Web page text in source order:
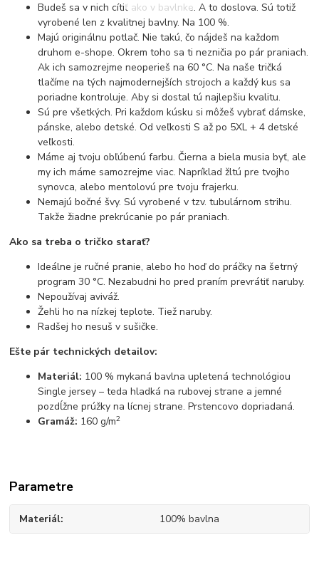
Budeš sa v nich cítiť ako v bavlnke. A to doslova. Sú totiž
vyrobené len z kvalitnej bavlny. Na 100 %.
Majú originálnu potlač. Nie takú, čo nájdeš na každom
druhom e-shope. Okrem toho sa ti nezničia po pár praniach.
Ak ich samozrejme neoperieš na 60 °C. Na naše tričká
tlačíme na tých najmodernejších strojoch a každý kus sa
poriadne kontroluje. Aby si dostal tú najlepšiu kvalitu.
Sú pre všetkých. Pri každom kúsku si môžeš vybrať dámske,
pánske, alebo detské. Od veľkosti S až po 5XL + 4 detské
veľkosti.
Máme aj tvoju obľúbenú farbu. Čierna a biela musia byť, ale
my ich máme samozrejme viac. Napríklad žltú pre tvojho
synovca, alebo mentolovú pre tvoju frajerku.
Nemajú bočné švy. Sú vyrobené v tzv. tubulárnom strihu.
Takže žiadne prekrúcanie po pár praniach.
Ako sa treba o tričko starať?
Ideálne je ručné pranie, alebo ho hoď do práčky na šetrný
program 30 °C. Nezabudni ho pred praním prevrátiť naruby.
Nepoužívaj aviváž.
Žehli ho na nízkej teplote. Tiež naruby.
Radšej ho nesuš v sušičke.
Ešte pár technických detailov:
Materiál: 100 % mykaná bavlna upletená technológiou
Single jersey – teda hladká na rubovej strane a jemné
pozdĺžne prúžky na lícnej strane. Prstencovo dopriadaná.
Gramáž: 160 g/m2
Parametre
Materiál 100% bavlna